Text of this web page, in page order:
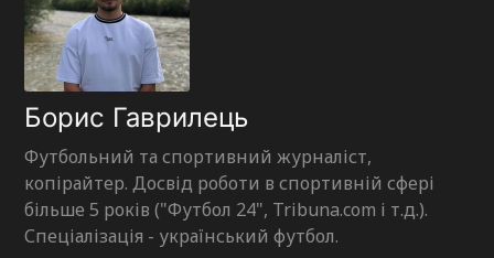
Борис Гаврилець
Футбольний та спортивний журналіст,
копірайтер. Досвід роботи в спортивній сфері
більше 5 років ("Футбол 24", Tribuna.com і т.д.).
Спеціалізація - український футбол.